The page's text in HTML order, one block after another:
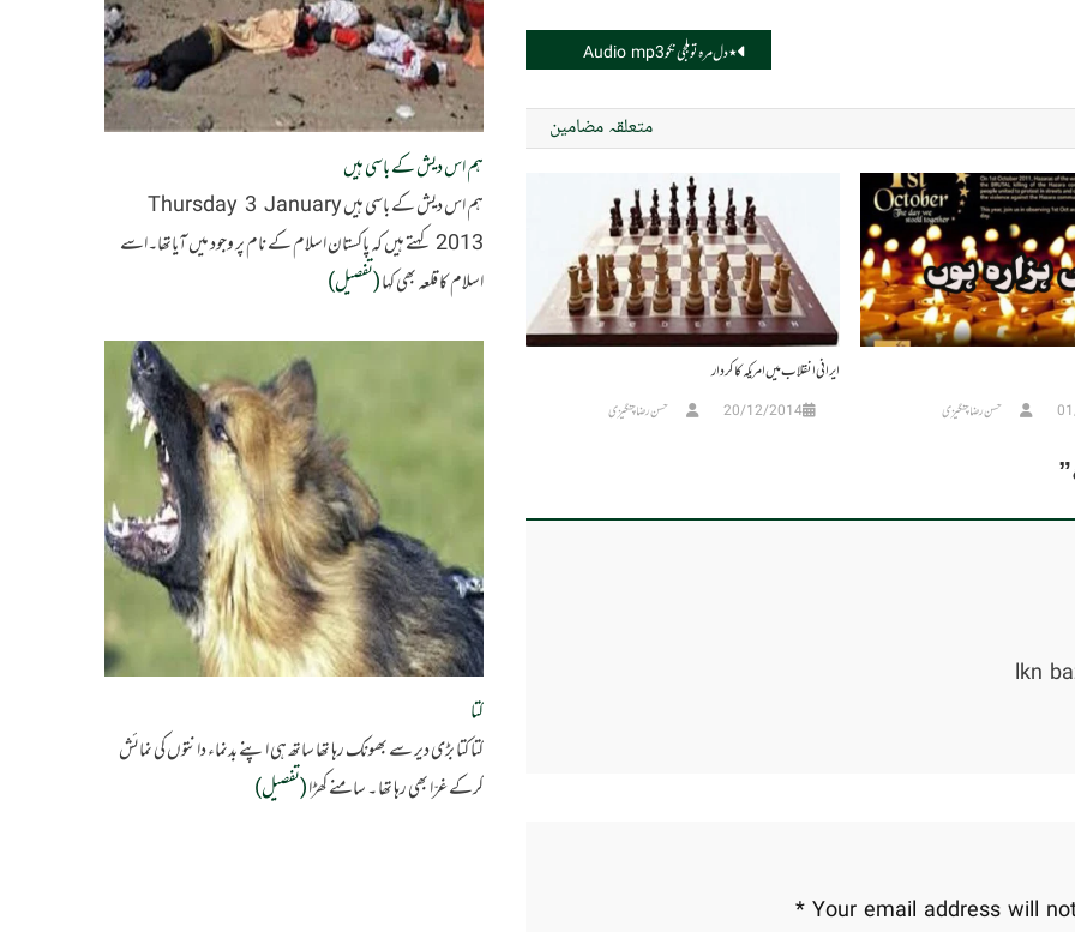
٭ دل مرہ توبلجی نکو Audio mp3
متعلقہ مضامین
ایرانی انقلاب میں امریکہ کا کردار
20/12/2014 حسن رضا چنگیزی حسن رضا چنگیزی
”
lkn
Your email address will
*
ہم اس دیش کے باسی ہیں
ہم اس دیش کے باسی ہیں Thursday 3 January
2013 کہتے ہیں کہ پاکستان اسلام کے نام پر وجود میں آیاتھا۔اسے
اسلام کا قلعہ بھی کہا(تفصیل)
کتا
کتا کتا بڑی دیر سے بھونک رہا تھا ساتھ ہی اپنے بدنماء دانتوں کی نمائش
کرکے غرّا بھی رہا تھا ۔ سامنے کھڑا(تفصیل)